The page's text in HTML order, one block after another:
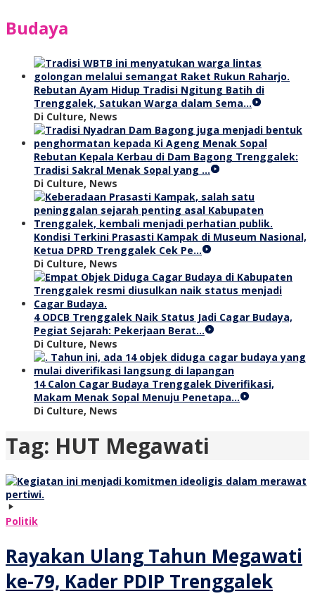
Budaya
Rebutan Ayam Hidup Tradisi Ngitung Batih di
Trenggalek, Satukan Warga dalam Sema…
Di Culture, News
Rebutan Kepala Kerbau di Dam Bagong Trenggalek:
Tradisi Sakral Menak Sopal yang …
Di Culture, News
Kondisi Terkini Prasasti Kampak di Museum Nasional,
Ketua DPRD Trenggalek Cek Pe…
Di Culture, News
4 ODCB Trenggalek Naik Status Jadi Cagar Budaya,
Pegiat Sejarah: Pekerjaan Berat…
Di Culture, News
14 Calon Cagar Budaya Trenggalek Diverifikasi,
Makam Menak Sopal Menuju Penetapa…
Di Culture, News
Tag: HUT Megawati
Politik
Rayakan Ulang Tahun Megawati
ke-79, Kader PDIP Trenggalek